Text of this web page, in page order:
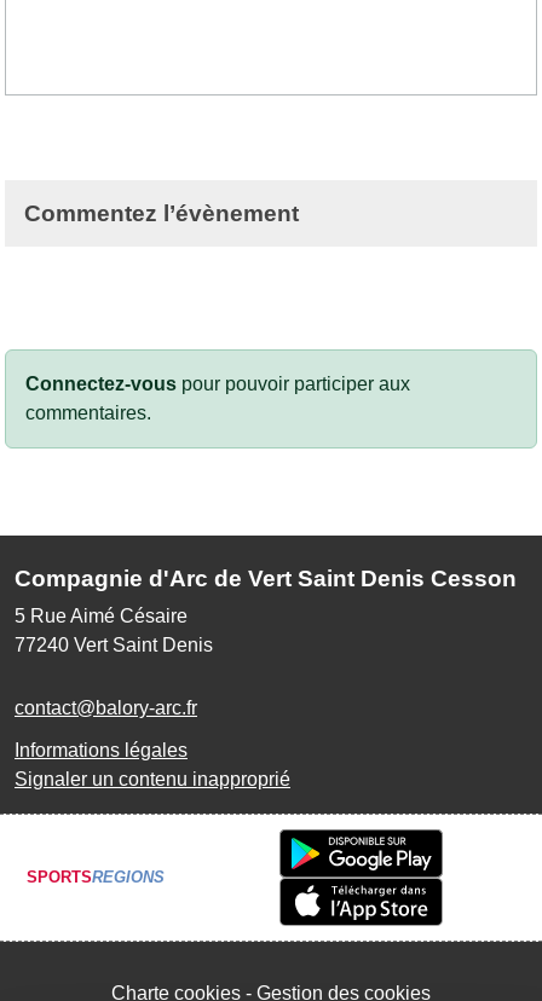
Commentez l’évènement
Connectez-vous pour pouvoir participer aux
commentaires.
Compagnie d'Arc de Vert Saint Denis Cesson
5 Rue Aimé Césaire
77240 Vert Saint Denis
contact@balory-arc.fr
Informations légales
Signaler un contenu inapproprié
SPORTSREGIONS
Charte cookies Gestion des cookies